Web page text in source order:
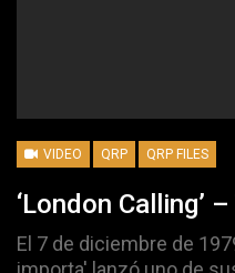
VIDEO QRP QRP FILES
‘London Calling’
El 7 de diciembre de